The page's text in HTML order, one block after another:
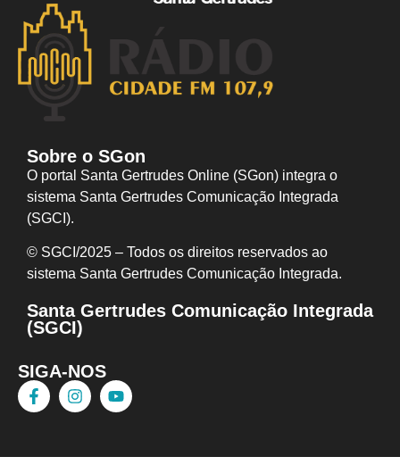
Sobre o SGon
O portal Santa Gertrudes Online (SGon) integra o
sistema Santa Gertrudes Comunicação Integrada
(SGCI).
© SGCI/2025 – Todos os direitos reservados ao
sistema Santa Gertrudes Comunicação I ntegrada.
Santa Gertrudes Comunicação Integrada
(SGCI)
SIGA-NOS